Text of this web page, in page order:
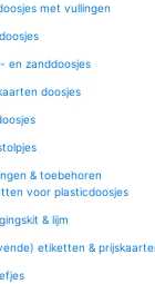
met vullingen
en zanddoosjes
doosjes
& toebehoren
voor plasticdoosjes
& lijm
etiketten &